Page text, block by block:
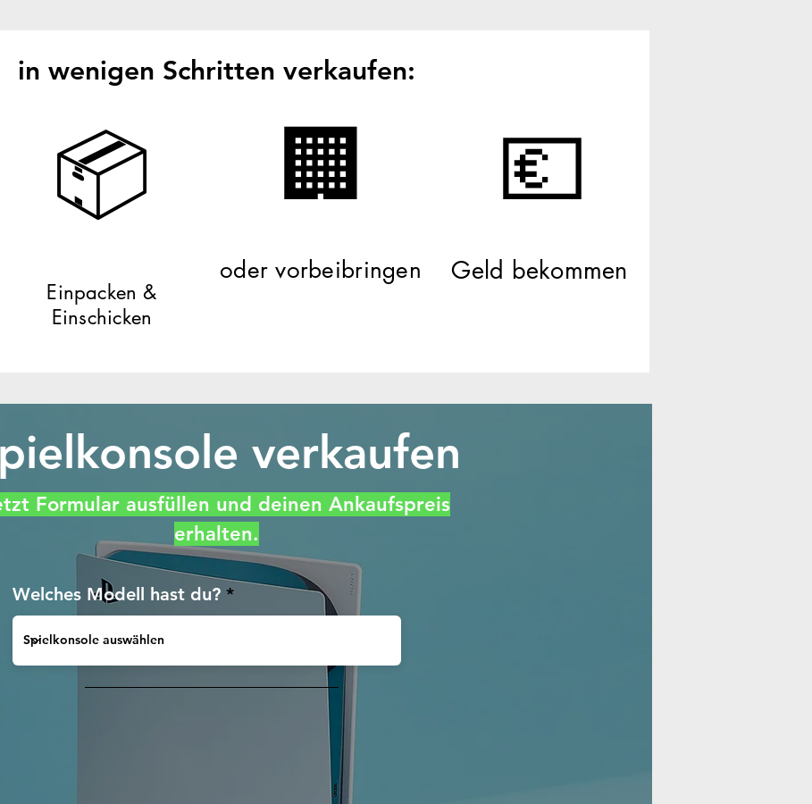
in wenigen Schritten verkaufen:
📦
Einpacken &
Einschicken
🏢
oder vorbeibringen
💶
Geld bekommen
verkaufen
Formular ausfüllen und deinen Ankaufspreis
erhalten.
Welches Modell hast du?